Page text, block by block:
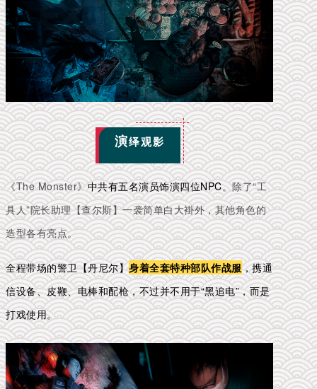
演绎观影
《The Monster》中共有五名演员饰演四位NPC。除了“工
具人”院长助理【查尔斯】一袭简单白大褂外，其他角色的
造型各有亮点。
全程带场的警卫【丹尼尔】身着全套特种部队作战服，携通
信设备、皮鞭、电棒和配枪，不过并不用于“黑追电”，而是
打戏使用。